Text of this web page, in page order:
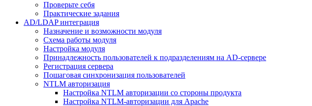
Проверьте себя
Практические задания
AD/LDAP интеграция
Назначение и возможности модуля
Схема работы модуля
Настройка модуля
Принадлежность пользователей к подразделениям на AD-сервере
Регистрация сервера
Пошаговая синхронизация пользователей
NTLM авторизация
Настройка NTLM авторизации со стороны продукта
Настройка NTLM-авторизации для Apache